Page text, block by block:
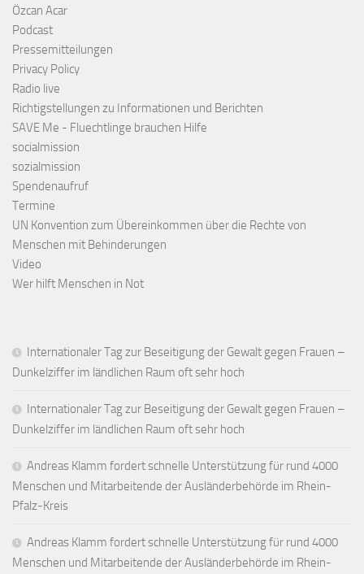
Özcan Acar
Podcast
Pressemitteilungen
Privacy Policy
Radio live
Richtigstellungen zu Informationen und Berichten
SAVE Me - Fluechtlinge brauchen Hilfe
socialmission
sozialmission
Spendenaufruf
Termine
UN Konvention zum Übereinkommen über die Rechte von
Menschen mit Behinderungen
Video
Wer hilft Menschen in Not
Internationaler Tag zur Beseitigung der Gewalt gegen Frauen –
Dunkelziffer im ländlichen Raum oft sehr hoch
Internationaler Tag zur Beseitigung der Gewalt gegen Frauen –
Dunkelziffer im ländlichen Raum oft sehr hoch
Andreas Klamm fordert schnelle Unterstützung für rund 4000
Menschen und Mitarbeitende der Ausländerbehörde im Rhein-
Pfalz-Kreis
Andreas Klamm fordert schnelle Unterstützung für rund 4000
Menschen und Mitarbeitende der Ausländerbehörde im Rhein-